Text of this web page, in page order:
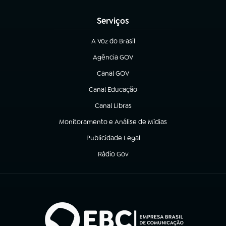
Serviços
A Voz do Brasil
(abre em nova aba)
Agência GOV
(abre em nova aba)
Canal GOV
(abre em nova aba)
Canal Educação
(abre em nova aba)
Canal Libras
(abre em nova aba)
Monitoramento e Análise de Mídias
(abre em nova aba)
Publicidade Legal
(abre em nova aba)
Rádio Gov
(abre em nova aba)